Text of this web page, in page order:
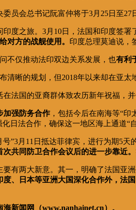
员会总书记阮富仲将于3月25日至27
度之旅。3月10日，法国和印度签署
对方的战舰使用。 印度总理莫迪说，
不仅推动法印双边关系发展，也有利
晰的规划，但2018年以来却在亚太
在法国的亚裔群体致农历新年祝福，
加强防务合作，包括今后在南海等“印
日法合作，确保这一地区海上通道“
”3月11日抵达菲律宾，进行为期5
共同防卫合作会议后的进一步靠近。
有两大新意。其一，明确了法国亚
、日本等亚洲大国深化合作外，法
新闻网（www.nanhainet.cn）。